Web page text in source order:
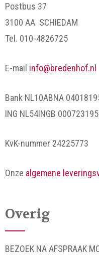
Postbus 37
3100 AA SCHIEDAM
Tel. 010-4826725
E-mail info@bredenhof.nl
Bank NL10ABNA
ING NL54INGB
KvK-nummer 24225773
Onze algemene
Overig
BEZOEK NA AFSPRAAK